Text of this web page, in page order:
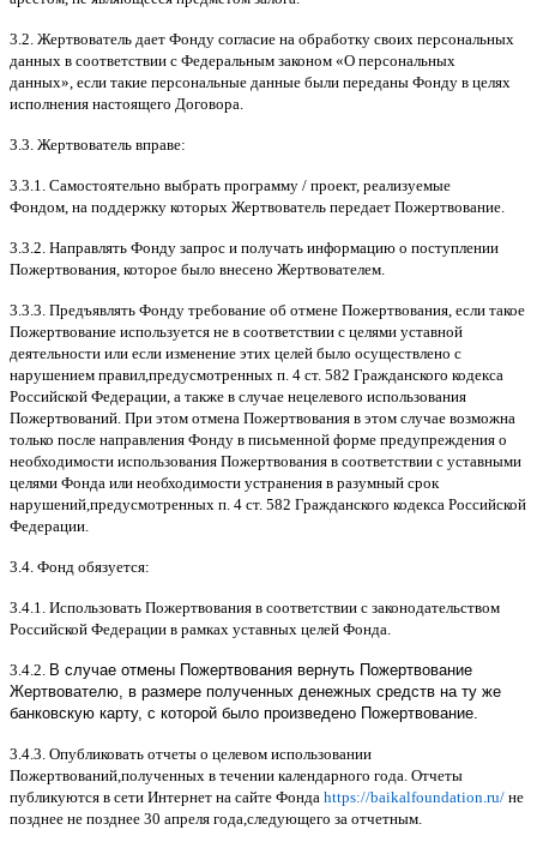
3.2. Жертвователь дает Фонду согласие на обработку своих персональных
данных в соответствии с Федеральным законом «О персональных
данных», если такие персональные данные были переданы Фонду в целях
исполнения настоящего Договора
3.3. Жертвователь вправе:
3.3.1. Самостоятельно выбрать программу / проект, реализуемые
Фондом на поддержку которых Жертвователь передает Пожертвование
3.3.2. Направлять Фонду запрос и получать информацию о поступлении
Пожертвования которое было внесено Жертвователем
3.3.3. Предъявлять Фонду требование об отмене Пожертвования если такое
Пожертвование используется не в соответствии с целями уставной
деятельности или если изменение этих целей было осуществлено с
нарушением правил предусмотренных п . 4 ст. 582 Гражданского кодекса
Российской Федерации а также в случае нецелевого использования
Пожертвований При этом отмена Пожертвования в этом случае возможна
только после направления Фонду в письменной форме предупреждения о
необходимости использования Пожертвования в соответствии с уставными
целями Фонда или необходимости устранения в разумный срок
нарушений предусмотренных п . 4 ст. 582 Гражданского кодекса Российской
Федерации
3.4. Фонд обязуется:
3.4.1. Использовать Пожертвования в соответствии с законодательством
Российской Федерации в рамках уставных целей Фонда
3.4.2. В случае отмены Пожертвования вернуть Пожертвование
Жертвователю, в размере полученных денежных средств на ту же
банковскую карту, с которой было произведено Пожертвование.
3.4.3. Опубликовать отчеты о целевом использовании
Пожертвований полученных в течении календарного года Отчеты
публикуются в сети Интернет на сайте Фонда https://baikalfoundation.ru/ не
позднее не позднее 30 апреля года следующего за отчетным